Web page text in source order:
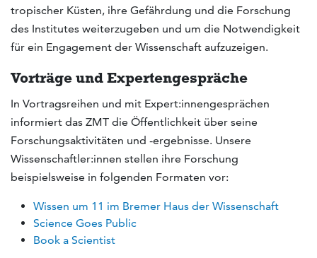
tropischer Küsten, ihre Gefährdung und die Forschung
des Institutes weiterzugeben und um die Notwendigkeit
für ein Engagement der Wissenschaft aufzuzeigen.
Vorträge und Expertengespräche
In Vortragsreihen und mit Expert:innengesprächen
informiert das ZMT die Öffentlichkeit über seine
Forschungsaktivitäten und -ergebnisse. Unsere
Wissenschaftler:innen stellen ihre Forschung
beispielsweise in folgenden Formaten vor:
Wissen um 11 im Bremer Haus der Wissenschaft
Science Goes Public
Book a Scientist